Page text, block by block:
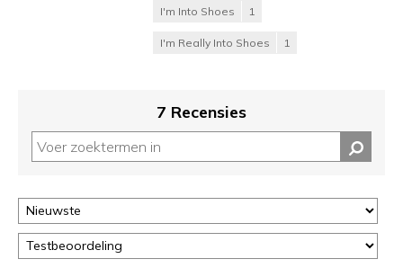
I'm Into Shoes 1
I'm Really Into Shoes 1
7 Recensies